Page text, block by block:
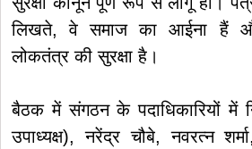
लिखते, वे समाज का आईना हैं
लोकतंत्र की सुरक्षा है।
बैठक में संगठन के पदाधिकारियों में
उपाध्यक्ष), नरेंद्र चौबे, नवरत्न